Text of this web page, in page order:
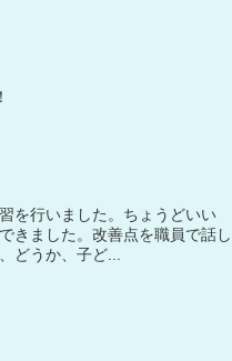
を行いました。ちょうどいい
きました。改善点を職員で話し
どうか、子ど...